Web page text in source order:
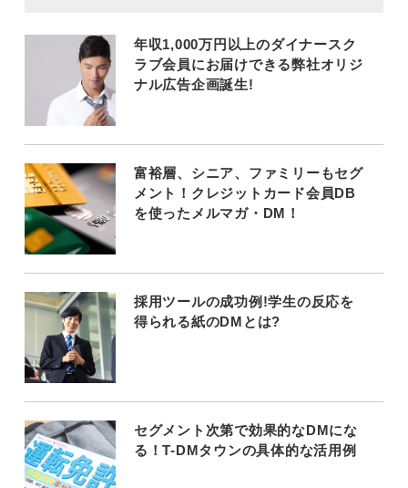
年収1,000万円以上のダイナースク
ラブ会員にお届けできる弊社オリジ
ナル広告企画誕生!
富裕層、シニア、ファミリーもセグ
メント！クレジットカード会員DB
を使ったメルマガ・DM！
採用ツールの成功例!学生の反応を
得られる紙のDMとは?
セグメント次第で効果的なDMにな
る！T-DMタウンの具体的な活用例